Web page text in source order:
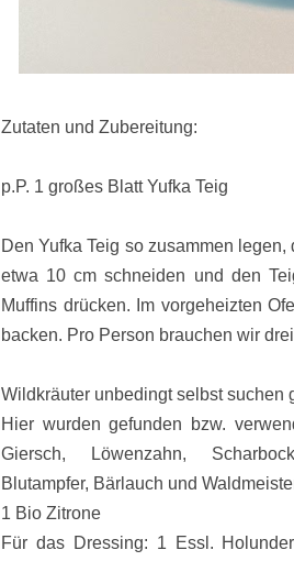
Zutaten und Zubereitung:
p.P. 1 großes Blatt Yufka Teig
Den Yufka Teig so zusammen
etwa 10 cm schneiden und den
Muffins drücken. Im vorgeheizten
backen. Pro Person brauchen wir
Wildkräuter unbedingt selbst suchen
Hier wurden gefunden bzw.
Giersch, Löwenzahn,
Blutampfer, Bärlauch und
1 Bio Zitrone
Für das Dressing: 1 Essl.